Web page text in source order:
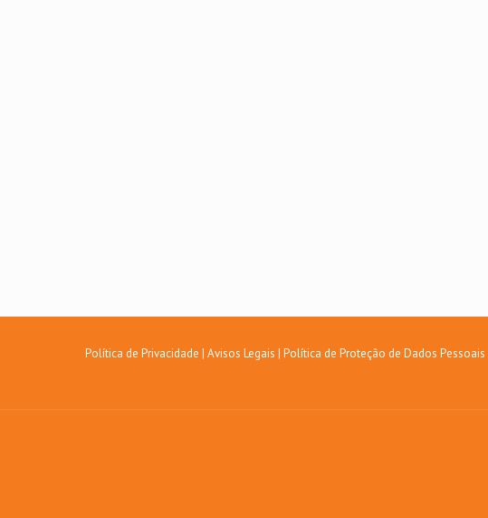
Política de Privacidade | Avisos Legais | Política de Proteção de Dados Pessoais